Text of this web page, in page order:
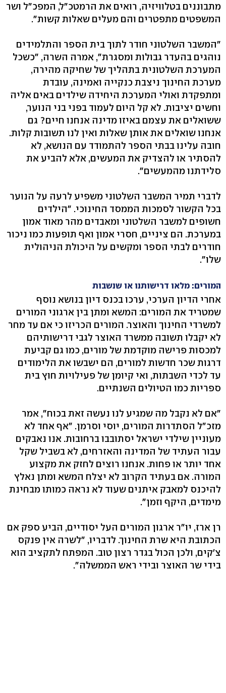
מתבוננים בטלוויזיה, רואים את הרמטכ"ל, המפכ"ל ושר
המשפטים מתפטרים והם מעלים שאלות קשות".
"המשבר השלטוני חודר לתוך בית הספר והתלמידים
נוהגים בהעדר גבולות ומסגרת", אמרה השרה, "כשכל
המערכת השלטונית בתהליך של שחיקה מהירה,
מערכת החינוך ניצבת כנקייה ואמינה, עובדת
ומתפקדת ואולי המערכת היחידה שילדים באים אליה
וחשים יציבות. לא קל היום לעמוד בפני בני הנוער,
ששואלים את עצמם באיזו מדינה אנחנו חיים? גם
אנחנו שואלים את אותן שאלות ואין לנו תשובות קלות.
חובה עלינו בבתי הספר להתמודד עם הנושא, לא
להסתיר או להצדיק את המעשים, אלא להביע את
סלידתנו מהמעשים".
לדברי תמיר המשבר השלטוני משפיע לרעה על הנוער
בכל הקשור לסמכות הממסד החינוכי. "הילדים
חשופים למשבר השלטוני ומאבדים מהר מאוד אמון
במערכת. הם ציניים, חסרי אמון ואף תופעות כמו ניכור
חודרים לבתי הספר ומקשים על היכולת הניהולית
שלו".
המורים: מלאו דרישותנו או שנשבות
אחרי הדיון הערכי, ערכו בכנס דיון בנושא נוסף
שמטריד את המורים: המשא ומתן בין ארגוני המורים
למשרדי החינוך והאוצר. המורים הכריזו כי אם עד מחר
לא יקבלו תשובה ממשרד האוצר לגבי דרישותיהם
למכסות פרישה מוקדמת של מורים, כמו גם קביעת
דרגות שכר חדשות למורים, הם ישבשו את הלימודים
עד לכדי השבתות, ואי קיומן של פעילויות חוץ בית
ספריות כמו הטיולים השנתיים.
"אם לא נקבל מה שמגיע לנו נעשה זאת בכוח", אמר
מזכ"ל הסתדרות המורים, יוסי וסרמן. "אף אחד לא
מעוניין שילדי ישראל יסתובבו ברחובות. אנו נאבקים
עבור העתיד של המדינה והאזרחים, לא בשביל שקל
אחד יותר או פחות. אנחנו רוצים לחזק את מקצוע
המורה. אם בעתיד הקרוב לא יצלח המשא ומתן נאלץ
להיכנס למאבק איתנים שעוד לא נראה כמותו מבחינת
מימדים, היקף וזמן".
רן ארז, יו"ר ארגון המורים העל יסודיים, הביע ספק אם
הכתובת היא שרת החינוך. לדבריו, "לשרה אין פנקס
צ'קים, ולכן הכול בגדר רצון טוב. המפתח לתקציב הוא
בידי שר האוצר ובידי ראש הממשלה".